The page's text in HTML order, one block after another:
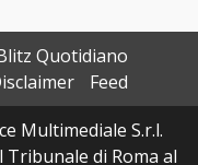
Quotidiano
Feed
Multimediale S.r.l.
di Roma al